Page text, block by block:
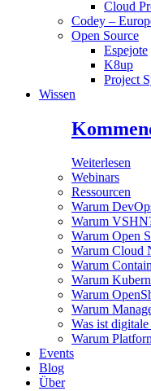
Cloud
Codey –
Open Source
Espejote
K8up
Project
Wissen
Weiterlesen
Webinars
Ressourcen
Warum
Warum
Warum Open
Warum Cloud
Warum
Warum
Warum
Warum
Was ist
Warum
Events
Blog
Über